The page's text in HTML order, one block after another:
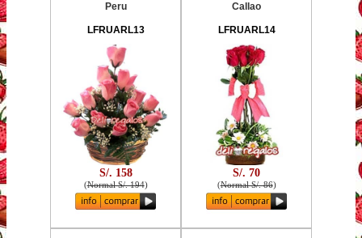
Peru
LFRUARL13
S/. 158
(Normal S/. 194)
Callao
LFRUARL14
S/. 70
(Normal S/. 86)